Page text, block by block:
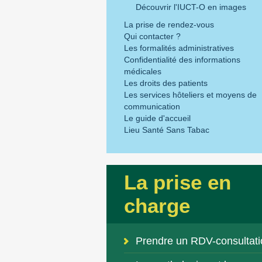
Découvrir l'IUCT-O en images
La prise de rendez-vous
Qui contacter ?
Les formalités administratives
Confidentialité des informations
médicales
Les droits des patients
Les services hôteliers et moyens de
communication
Le guide d'accueil
Lieu Santé Sans Tabac
La prise en
charge
Prendre un RDV-